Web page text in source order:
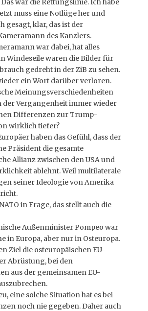
war die Rettungslinie. Ich habe
muss eine Notlüge her und
gesagt, klar, das ist der
des Kanzlers.
war dabei, hat alles
Windeseile waren die Bilder für
gedreht in der ZiB zu sehen.
ein Wort darüber verloren.
Meinungsverschiedenheiten
der Vergangenheit immer wieder
Differenzen zur Trump-
wirklich tiefer?
haben das Gefühl, dass der
Präsident die gesamte
Allianz zwischen den USA und
ablehnt. Weil multilaterale
seiner Ideologie von Amerika
in Frage, das stellt auch die
Außenminister Pompeo war
in Europa, aber nur in Osteuropa.
Ziel die osteuropäischen EU-
Abrüstung, bei den
aus der gemeinsamen EU-
eine solche Situation hat es bei
noch nie gegeben. Daher auch